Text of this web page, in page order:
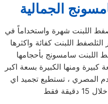
الجمالية
اللبنت شهرة واستخداماً في
الثلصفط اللبنت كفائة واكثرها
اللبنت سامسونج بأحجامها
ومنها الكبيرة بسعة اكبر
المصري ، تستطيع تجميد اي